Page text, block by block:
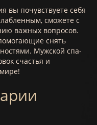
вы почувствуете себя
сможете с
важных вопросов.
снять
Мужской спа-
счастья и